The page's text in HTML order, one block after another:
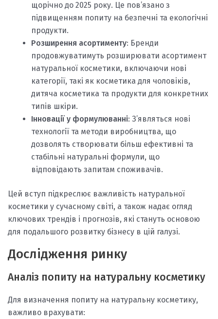
щорічно до 2025 року. Це пов’язано з
підвищенням попиту на безпечні та екологічні
продукти.
Розширення асортименту: Бренди
продовжуватимуть розширювати асортимент
натуральної косметики, включаючи нові
категорії, такі як косметика для чоловіків,
дитяча косметика та продукти для конкретних
типів шкіри.
Інновації у формулюванні: З’являться нові
технології та методи виробництва, що
дозволять створювати більш ефективні та
стабільні натуральні формули, що
відповідають запитам споживачів.
Цей вступ підкреслює важливість натуральної
косметики у сучасному світі, а також надає огляд
ключових трендів і прогнозів, які стануть основою
для подальшого розвитку бізнесу в цій галузі.
Дослідження ринку
Аналіз попиту на натуральну косметику
Для визначення попиту на натуральну косметику,
важливо врахувати: